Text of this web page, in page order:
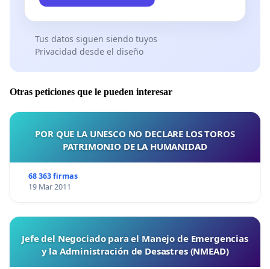
Tus datos siguen siendo tuyos
Privacidad desde el diseño
Otras peticiones que le pueden interesar
POR QUE LA UNESCO NO DECLARE LOS TOROS
PATRIMONIO DE LA HUMANIDAD
68 363 firmas
19 Mar 2011
Jefe del Negociado para el Manejo de Emergencias
y la Administración de Desastres (NMEAD)